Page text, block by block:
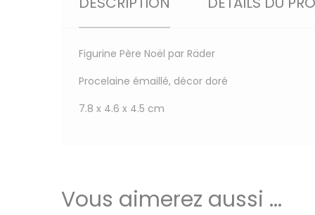
Figurine Père Noël par Räder
Procelaine émaillé, décor doré
7.8 x 4.6 x 4.5 cm
Vous aimerez aussi ...